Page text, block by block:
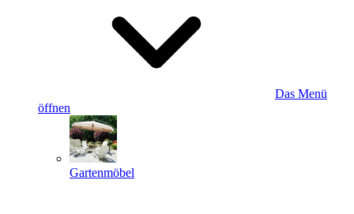
Das Menü
öffnen
Gartenmöbel